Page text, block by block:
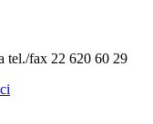
tel./fax 22 620 60 29